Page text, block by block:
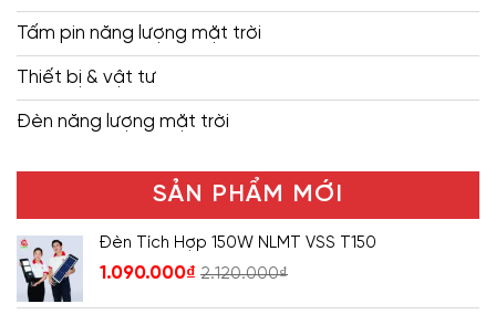
Tấm pin năng lượng mặt trời
Thiết bị & vật tư
Đèn năng lượng mặt trời
SẢN PHẨM MỚI
Đèn Tích Hợp 150W NLMT VSS T150
1.090.000₫ 2.120.000₫